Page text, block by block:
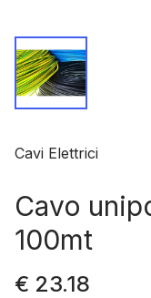
Cavi Elettrici
Cavo
100mt
€ 23.18